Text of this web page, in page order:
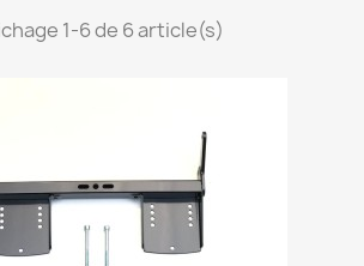
1-6 de 6 article(s)